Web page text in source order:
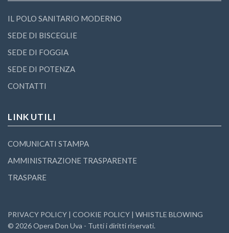
IL POLO SANITARIO MODERNO
SEDE DI BISCEGLIE
SEDE DI FOGGIA
SEDE DI POTENZA
CONTATTI
LINK UTILI
COMUNICATI STAMPA
AMMINISTRAZIONE TRASPARENTE
TRASPARE
PRIVACY POLICY | COOKIE POLICY | WHISTLE BLOWING
© 2026Opera Don Uva - Tutti i diritti riservati.